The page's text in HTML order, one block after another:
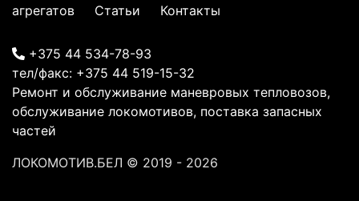
агрегатов
Статьи Контакты
+375 44 534-78-93
тел/факс: +375 44 519-15-32
Ремонт и обслуживание маневровых тепловозов,
обслуживание локомотивов, поставка запасных
частей
ЛОКОМОТИВ.БЕЛ © 2019 - 2026